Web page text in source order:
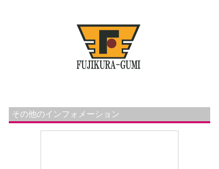
その他のインフォメーション